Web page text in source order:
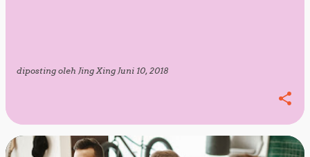
diposting oleh Jing Xing Juni 10, 2018